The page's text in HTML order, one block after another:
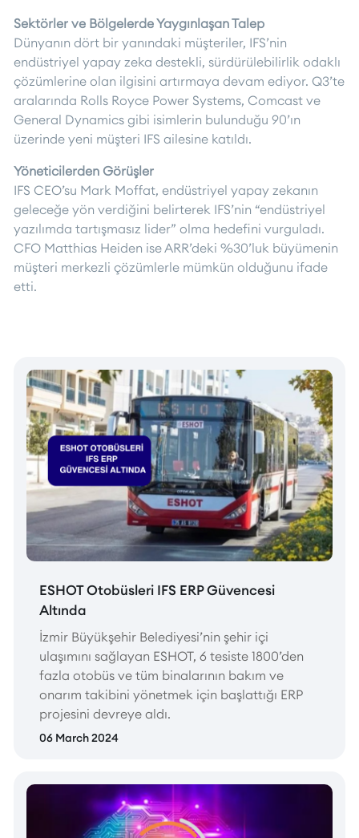
Sektörler ve Bölgelerde Yaygınlaşan Talep
Dünyanın dört bir yanındaki müşteriler, IFS’nin
endüstriyel yapay zeka destekli, sürdürülebilirlik odaklı
çözümlerine olan ilgisini artırmaya devam ediyor. Q3’te
aralarında Rolls Royce Power Systems, Comcast ve
General Dynamics gibi isimlerin bulunduğu 90’ın
üzerinde yeni müşteri IFS ailesine katıldı.
Yöneticilerden Görüşler
IFS CEO’su Mark Moffat, endüstriyel yapay zekanın
geleceğe yön verdiğini belirterek IFS’nin “endüstriyel
yazılımda tartışmasız lider” olma hedefini vurguladı.
CFO Matthias Heiden ise ARR’deki %30’luk büyümenin
müşteri merkezli çözümlerle mümkün olduğunu ifade
etti.
ESHOT Otobüsleri IFS ERP Güvencesi
Altında
İzmir Büyükşehir Belediyesi’nin şehir içi
ulaşımını sağlayan ESHOT, 6 tesiste 1800’den
fazla otobüs ve tüm binalarının bakım ve
onarım takibini yönetmek için başlattığı ERP
projesini devreye aldı.
06 March 2024